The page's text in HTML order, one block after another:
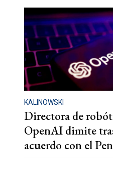
KALINOWSKI
Directora de
OpenAI dimite
acuerdo con el